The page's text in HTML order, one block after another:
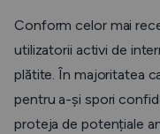
Conform celor mai
utilizatorii activi de
plătite. În majoritatea
pentru a-și spori
proteja de potențiale